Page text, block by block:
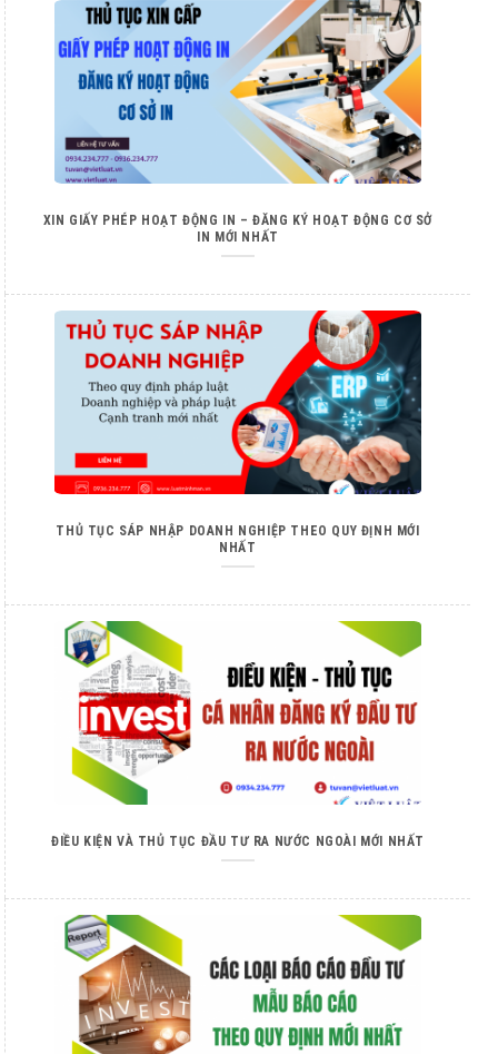
XIN GIẤY PHÉP HOẠT ĐỘNG IN – ĐĂNG KÝ HOẠT ĐỘNG CƠ SỞ
IN MỚI NHẤT
THỦ TỤC SÁP NHẬP DOANH NGHIỆP THEO QUY ĐỊNH MỚI
NHẤT
ĐIỀU KIỆN VÀ THỦ TỤC ĐẦU TƯ RA NƯỚC NGOÀI MỚI NHẤT